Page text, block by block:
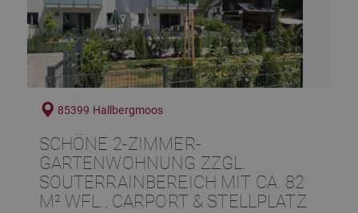
85399 Hallbergmoos
SCHÖNE 2-ZIMMER-
GARTENWOHNUNG ZZGL.
SOUTERRAINBEREICH MIT CA. 82
M² WFL., CARPORT & STELLPLATZ